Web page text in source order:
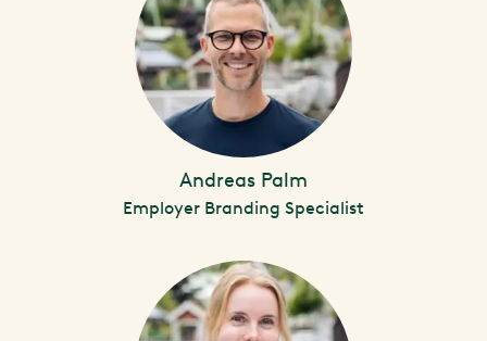
Andreas Palm
Employer Branding Specialist